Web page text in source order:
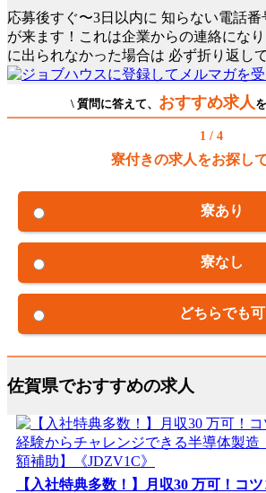
応募後すぐ〜3日以内に 知らない電話番
が来ます！これは企業からの連絡にな
に出られなかった場合は 必ず折り返し
\ 質問に答えて、 おすすめ求人
1 / 4
寮付きの求人をお探し
寮あり
寮なし
どちらでも可
佐賀県でおすすめの求人
【入社特典多数！】月収30 万可！コ